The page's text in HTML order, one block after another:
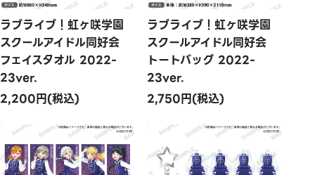
ラブライブ！虹ヶ咲学園
スクールアイドル同好会
フェイスタオル 2022-
23ver.
2,200円(税込)
ラブライブ！虹ヶ咲学園
スクールアイドル同好会
トートバッグ 2022-
23ver.
2,750円(税込)